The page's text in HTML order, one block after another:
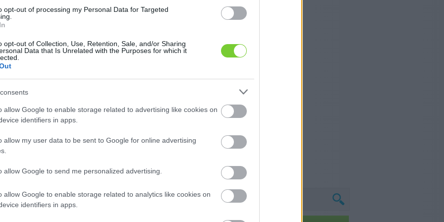
opt-out of processing my Personal Data for Targeted
opt-out of Collection, Use, Retention, Sale, and/or Sharing
Data that Is Unrelated with the Purposes for which it
allow Google to enable storage related to advertising like cookies on
identifiers in apps.
allow my user data to be sent to Google for online advertising
allow Google to send me personalized advertising.
allow Google to enable storage related to analytics like cookies on
identifiers in apps.
az érett
is igen
gyumolcsos-
lajos-
c10n0
A 'Pónyik' (más néven 'Poinik' vagy...
varasodással...
Nemes alma, Házi alma (